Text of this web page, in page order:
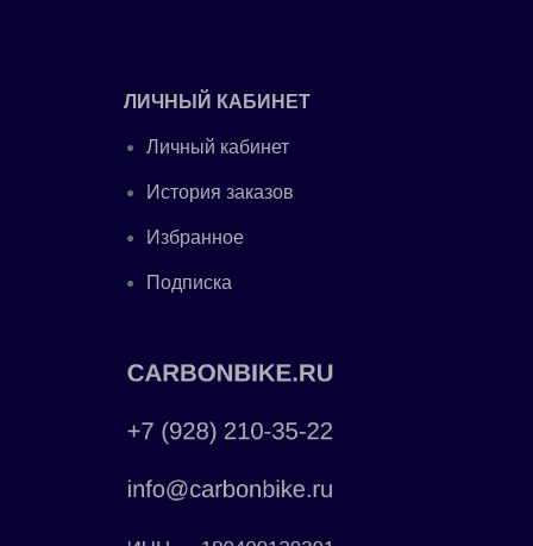
ЛИЧНЫЙ КАБИНЕТ
Личный кабинет
История заказов
Избранное
Подписка